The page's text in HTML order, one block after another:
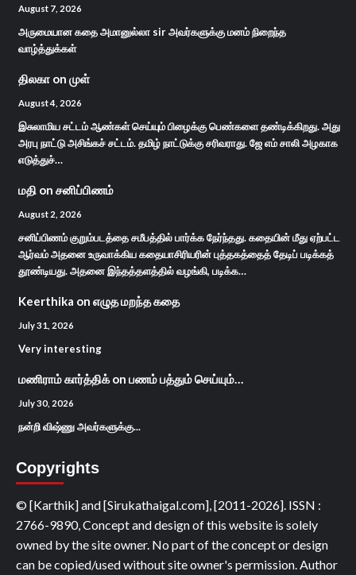
August 7, 2026
அருமையான கதை அமானுல்லா sir அவர்களுக்கு மனம் நிறைந்த
வாழ்த்துக்கள்
திலகா on முள்
August 4, 2026
இசுலாமிய சட்டம் ஆண்கள் செய்யும் பிழைக்கு பெண்களை தண்டிக்கிறது. அது
அரபு நாட்டு அசிங்கச் சட்டம். தமிழ் நாட்டுக்கு சரிவராது. ஜே எம் சாலி அழகாக
எடுத்துச்…
மதி on சனிப்பிணம்
August 2, 2026
சனிப்பிணம் குறும்படத்தை சமீபத்தில் பார்க்க நேர்ந்தது. கதையின் மீது ஏற்பட்ட
ஆர்வம் அதனை உருவாக்கிய கதையாசிரியரின் புத்தகத்தைத் தேடிப் படிக்கத்
தூண்டியது. அதனை இந்தத்தளத்தில் வழங்கி, படிக்க…
Keerthika on எழுத மறந்த கதை
July 31, 2026
Very interesting
மணிராம் கார்த்திக்on பணம் பத்தும் செய்யும்…
July 30, 2026
நன்றி விஷ்ணு அவர்களுக்கு...
Copyrights
© [Karthik] and [Sirukathaigal.com], [2011-2026]. ISSN :
2766-9890, Concept and design of this website is solely
owned by the site owner. No part of the concept or design
can be copied/used without site owner's permission. Author